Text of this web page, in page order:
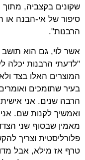
שקונים בקצביה,
סיפור של אי-הבנה או
הרבנות".
אשר לוי, גם הוא
"לדעתי הרבנות יכלה
המוצרים האלו בצד
בעיר שתומכים
הרבה שנים. אני
ואמשיך לקנות שם.
מאמין שבסוף שני
פלורליסטית וצריך
טרף אז מילא, אבל